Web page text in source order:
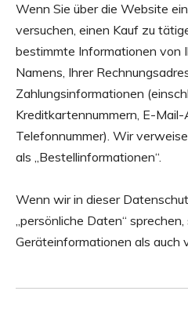
Wenn Sie über die Website
versuchen, einen Kauf zu
bestimmte Informationen von
Namens, Ihrer
Zahlungsinformationen
Kreditkartennummern, E-Mail-
Telefonnummer). Wir
als „Bestellinformationen“.
Wenn wir in dieser
„persönliche Daten“
Geräteinformationen als auch